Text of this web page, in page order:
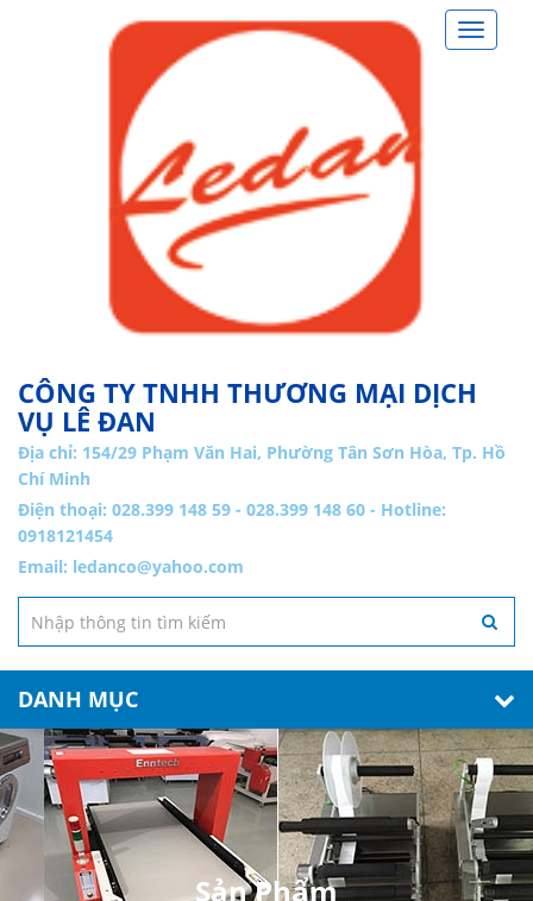
Toggle
CÔNG TY TNHH THƯƠNG MẠI DỊCH
VỤ LÊ ĐAN
Địa chỉ: 154/29 Phạm Văn Hai, Phường Tân Sơn Hòa, Tp. Hồ
Chí Minh
Điện thoại: 028.399 148 59 - 028.399 148 60 - Hotline:
0918121454
Email: ledanco@yahoo.com
DANH MỤC
Sản Phẩm